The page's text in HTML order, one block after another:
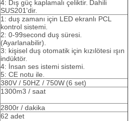
4: Dış güç kaplamalı çeliktir. Dahili
SUS201'dir.
1: duş zamanı için LED ekranlı PCL
kontrol sistemi.
2: 0-99second duş süresi.
(Ayarlanabilir).
3: kişisel duş otomatik için kızılötesi ışın
indüktör.
4: İnsan ses istemi sistemi.
5: CE notu ile.
380V / 50HZ / 750W (6 set)
1300m3 / saat
2800r / dakika
62 adet